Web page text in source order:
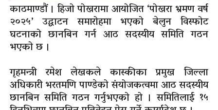
काठमाण्डौं । हिजो पोखरामा आयोजित ‘पोखरा भ्रमण वर्ष
२०२५’ उद्घाटन समारोहमा भएको बेलुन विस्फोट
घटनाको छानबिन गर्न आठ सदस्यीय समिति गठन
भएको छ ।
गृहमन्त्री रमेश लेखकले कास्कीका प्रमुख जिल्ला
अधिकारी भरतमणि पाण्डेको संयोजकत्वमा आठ सदस्यीय
छानबिन समिति गठन गर्नुभएको हो । समितिलाई १५